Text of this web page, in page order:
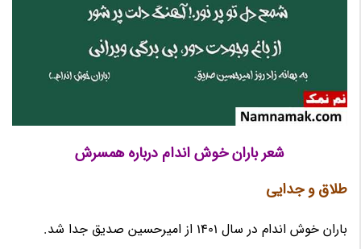
شعر باران خوش اندام درباره همسرش
طلاق و جدایی
باران خوش اندام در سال 1401 از امیرحسین صدیق جدا شد.